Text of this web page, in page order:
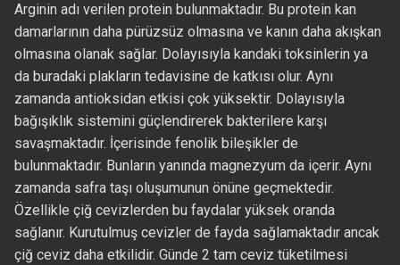
Arginin adı verilen protein bulunmaktadır. Bu protein kan
damarlarının daha pürüzsüz olmasına ve kanın daha akışkan
olmasına olanak sağlar. Dolayısıyla kandaki toksinlerin ya
da buradaki plakların tedavisine de katkısı olur. Aynı
zamanda antioksidan etkisi çok yüksektir. Dolayısıyla
bağışıklık sistemini güçlendirerek bakterilere karşı
savaşmaktadır. İçerisinde fenolik bileşikler de
bulunmaktadır. Bunların yanında magnezyum da içerir. Aynı
zamanda safra taşı oluşumunun önüne geçmektedir.
Özellikle çiğ cevizlerden bu faydalar yüksek oranda
sağlanır. Kurutulmuş cevizler de fayda sağlamaktadır ancak
çiğ ceviz daha etkilidir. Günde 2 tam ceviz tüketilmesi